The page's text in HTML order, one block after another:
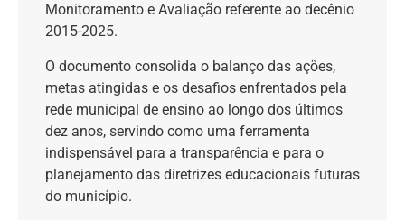
Monitoramento e Avaliação referente ao decênio
2015-2025.
O documento consolida o balanço das ações,
metas atingidas e os desafios enfrentados pela
rede municipal de ensino ao longo dos últimos
dez anos, servindo como uma ferramenta
indispensável para a transparência e para o
planejamento das diretrizes educacionais futuras
do município.